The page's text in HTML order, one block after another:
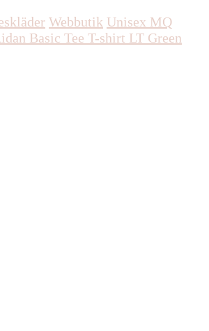
Webbutik Unisex MQ
Basic Tee T-shirt LT Green